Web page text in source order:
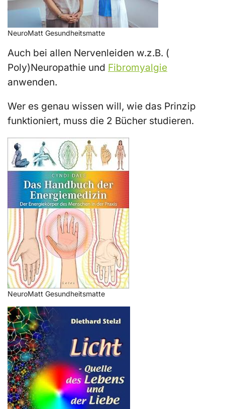
NeuroMatt Gesundheitsmatte
Auch bei allen Nervenleiden w.z.B. (
Poly)Neuropathie und Fibromyalgie
anwenden.
Wer es genau wissen will, wie das Prinzip
funktioniert, muss die 2 Bücher studieren.
NeuroMatt Gesundheitsmatte